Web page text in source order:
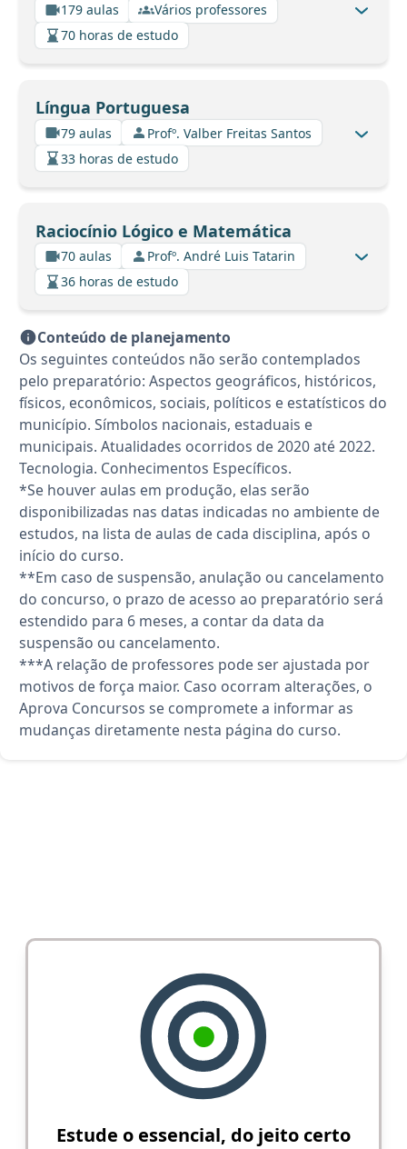
179 aulas
Vários professores
70 horas de estudo
Língua Portuguesa
79 aulas
Profº. Valber Freitas Santos
33 horas de estudo
Raciocínio Lógico e Matemática
70 aulas
Profº. André Luis Tatarin
36 horas de estudo
Conteúdo de planejamento
Os seguintes conteúdos não serão contemplados
pelo preparatório: Aspectos geográficos, históricos,
físicos, econômicos, sociais, políticos e estatísticos do
município. Símbolos nacionais, estaduais e
municipais. Atualidades ocorridos de 2020 até 2022.
Tecnologia. Conhecimentos Específicos.
*Se houver aulas em produção, elas serão
disponibilizadas nas datas indicadas no ambiente de
estudos, na lista de aulas de cada disciplina, após o
início do curso.
**Em caso de suspensão, anulação ou cancelamento
do concurso, o prazo de acesso ao preparatório será
estendido para 6 meses, a contar da data da
suspensão ou cancelamento.
***A relação de professores pode ser ajustada por
motivos de força maior. Caso ocorram alterações, o
Aprova Concursos se compromete a informar as
mudanças diretamente nesta página do curso.
Estude o essencial, do jeito certo